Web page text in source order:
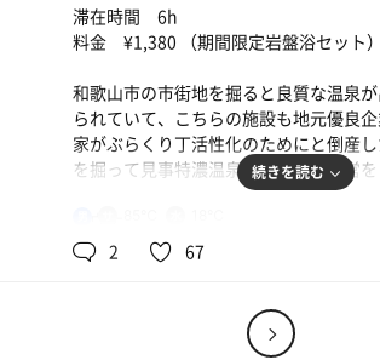
滞在時間 6h
料金 ¥1,380 （期間限定岩盤浴セット）
和歌山市の市街地を掘ると良質な温泉
られていて、こちらの施設も地元優良
家がぶらくり丁活性化のためにと倒産
を掘って見事特濃温泉を掘り当て運営を
遠赤外線ガスストーブ1基が忠実に稼働
ですが、個人的にはこれぐらい少しモヤ
劇的なハードスペックサウナは確かに分
続きを読む
2 67